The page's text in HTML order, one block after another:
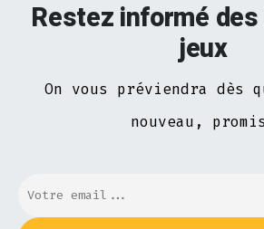
Restez informé
jeux
On vous préviendra
nouveau,